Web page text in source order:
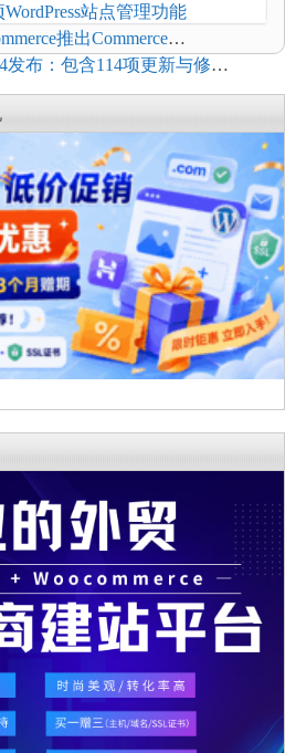
站点管理功能
推出Commerce
商店可保留前台体验并扩展电
4发布：包含114项更新与修
境体验